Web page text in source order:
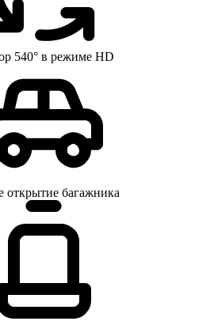
540° в режиме HD
открытие багажника